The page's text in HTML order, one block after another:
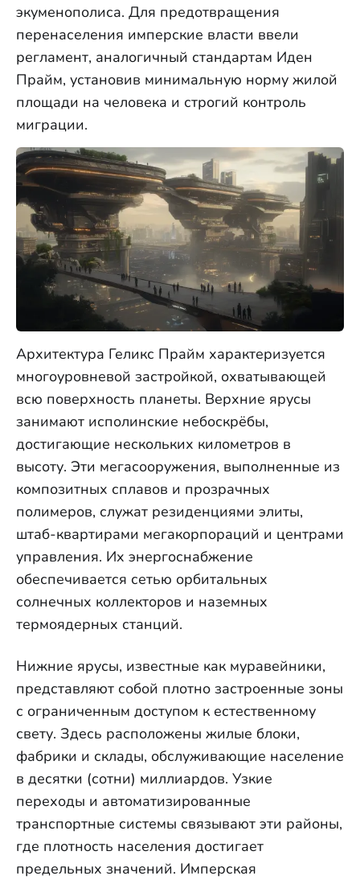
экуменополиса. Для предотвращения
перенаселения имперские власти ввели
регламент, аналогичный стандартам Иден
Прайм, установив минимальную норму жилой
площади на человека и строгий контроль
миграции.
Архитектура Геликс Прайм характеризуется
многоуровневой застройкой, охватывающей
всю поверхность планеты. Верхние ярусы
занимают исполинские небоскрёбы,
достигающие нескольких километров в
высоту. Эти мегасооружения, выполненные из
композитных сплавов и прозрачных
полимеров, служат резиденциями элиты,
штаб-квартирами мегакорпораций и центрами
управления. Их энергоснабжение
обеспечивается сетью орбитальных
солнечных коллекторов и наземных
термоядерных станций.
Нижние ярусы, известные как муравейники,
представляют собой плотно застроенные зоны
с ограниченным доступом к естественному
свету. Здесь расположены жилые блоки,
фабрики и склады, обслуживающие население
в десятки (сотни) миллиардов. Узкие
переходы и автоматизированные
транспортные системы связывают эти районы,
где плотность населения достигает
предельных значений. Имперская